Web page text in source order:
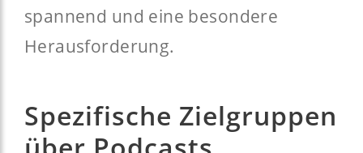
spannend und eine besondere
Herausforderung.
Spezifische Zielgruppen